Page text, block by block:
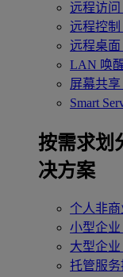
远程访问
远程控制
远程桌面
LAN 唤
屏幕共享
Smart
按需求划
决方案
个人非
小型企业
大型企业
托管服务